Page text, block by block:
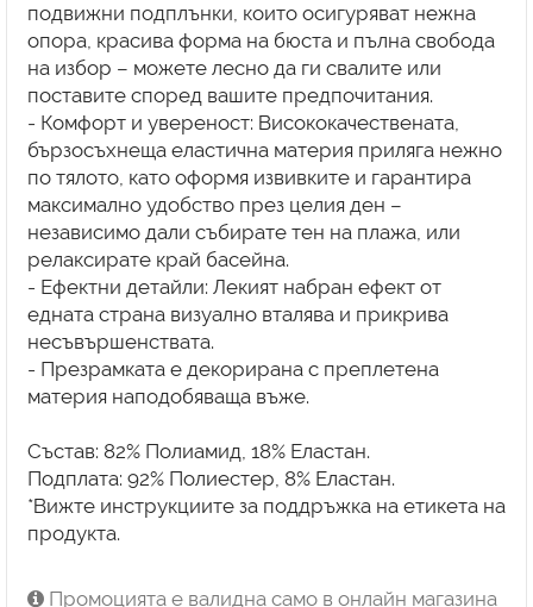
подвижни подплънки, които осигуряват нежна
опора, красива форма на бюста и пълна свобода
на избор – можете лесно да ги свалите или
поставите според вашите предпочитания.
- Комфорт и увереност: Висококачествената,
бързосъхнеща еластична материя приляга нежно
по тялото, като оформя извивките и гарантира
максимално удобство през целия ден –
независимо дали събирате тен на плажа, или
релаксирате край басейна.
- Ефектни детайли: Лекият набран ефект от
едната страна визуално вталява и прикрива
несъвършенствата.
- Презрамката е декорирана с преплетена
материя наподобяваща въже.
Състав: 82% Полиамид, 18% Еластан.
Подплата: 92% Полиестер, 8% Еластан.
*Вижте инструкциите за поддръжка на етикета на
продукта.
Промоцията е валидна само в онлайн магазина